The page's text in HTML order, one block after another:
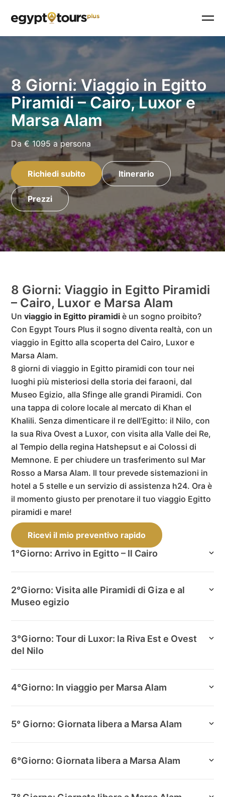
8 Giorni: Viaggio in Egitto
Piramidi – Cairo, Luxor e
Marsa Alam
Da€ 1095 a persona
Richiedi subito Itinerario
Prezzi
8 Giorni: Viaggio in Egitto Piramidi
– Cairo, Luxor e Marsa Alam
Unviaggio in Egitto piramidi è un sogno proibito?
Con Egypt Tours Plus il sogno diventa realtà, con un
viaggio in Egitto alla scoperta del Cairo, Luxor e
Marsa Alam.
8 giorni di viaggio in Egitto piramidi con tour nei
luoghi più misteriosi della storia dei faraoni, dal
Museo Egizio, alla Sfinge alle grandi Piramidi. Con
una tappa di colore locale al mercato di Khan el
Khalili. Senza dimenticare il re dell’Egitto: il Nilo, con
la sua Riva Ovest a Luxor, con visita alla Valle dei Re,
al Tempio della regina Hatshepsut e ai Colossi di
Memnone. E per chiudere un trasferimento sul Mar
Rosso a Marsa Alam. Il tour prevede sistemazioni in
hotel a 5 stelle e un servizio di assistenza h24. Ora è
il momento giusto per prenotare il tuo viaggio Egitto
piramidi e mare!
Ricevi il mio preventivo rapido
1°Giorno: Arrivo in Egitto – Il Cairo
2°Giorno: Visita alle Piramidi di Giza e al
Museo egizio
3°Giorno: Tour di Luxor: la Riva Est e Ovest
del Nilo
4°Giorno: In viaggio per Marsa Alam
5° Giorno: Giornata libera a Marsa Alam
6°Giorno: Giornata libera a Marsa Alam